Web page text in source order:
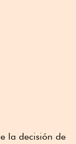
la decisión de